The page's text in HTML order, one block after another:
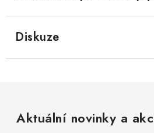
Diskuze
Aktuální novinky a